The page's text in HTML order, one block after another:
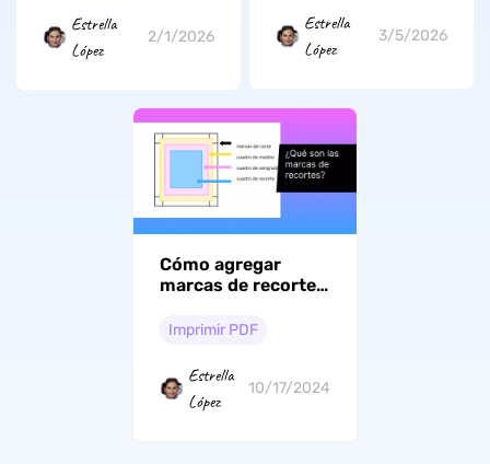
Estrella
López
2/1/2026
Estrella
López
3/5/2026
Cómo agregar
marcas de recorte
Imprimir PDF
Estrella
López
10/17/2024